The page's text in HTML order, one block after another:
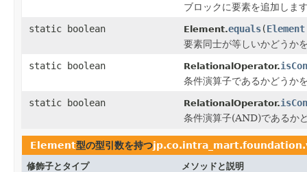
ブロックに要素を追加しま
static boolean
Element.equals(Element
要素同士が等しいかどうか
static boolean
RelationalOperator.
条件演算子であるかどうか
static boolean
RelationalOperator.
条件演算子(AND)であるか
Element型の型引数を持つ
修飾子とタイプ メソッドと説明